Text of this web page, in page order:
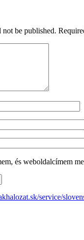
be published.
és weboldalcímem